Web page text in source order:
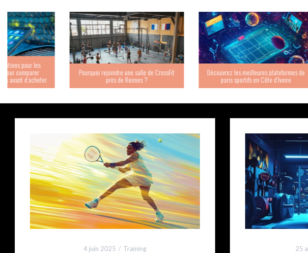
Pourquoi rejoindre une salle de CrossFit
près de Rennes ?
Découvrez les meilleures plateformes de
paris sportifs en Côte d’Ivoire
Cours
4 juin 2025 Training 25